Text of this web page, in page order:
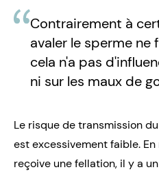
Contrairement à
avaler le sperme
cela n'a pas
ni sur les maux de
Le risque de transmission du
est excessivement faible. En
reçoive une fellation, il y a